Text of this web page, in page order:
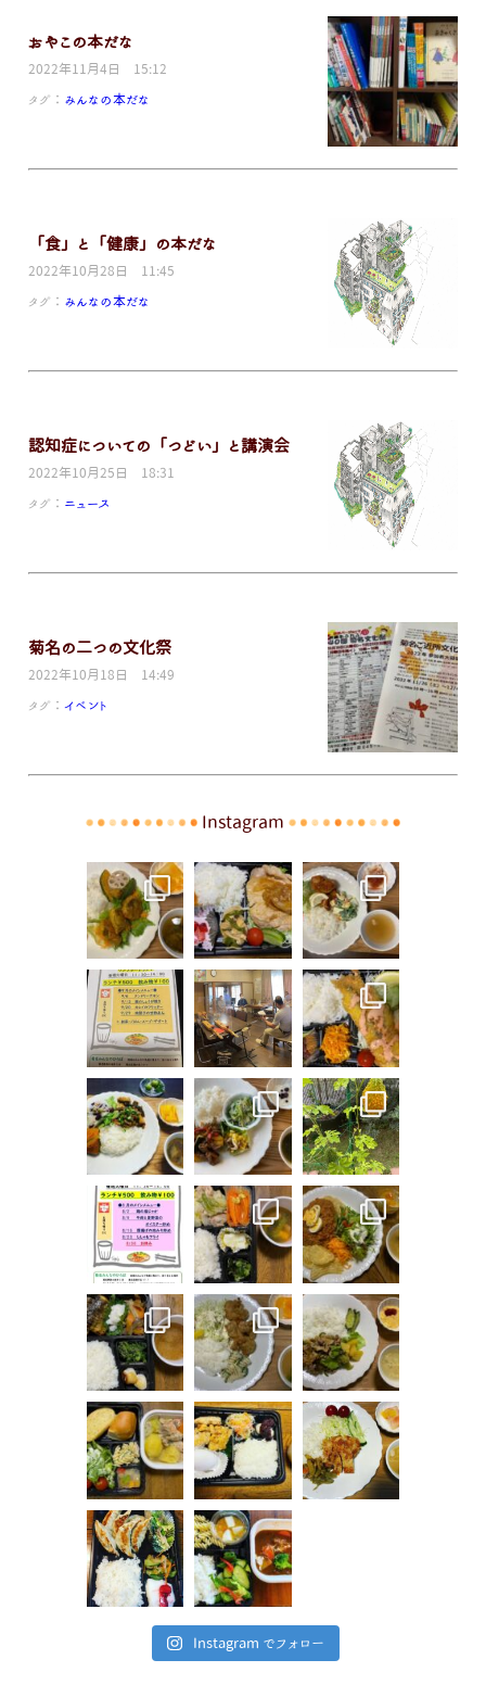
おやこの本だな
2022年11月4日 15:12
タグ： みんなの本だな
「食」と「健康」の本だな
2022年10月28日 11:45
タグ： みんなの本だな
認知症についての「つどい」と講演会
2022年10月25日 18:31
タグ： ニュース
菊名の二つの文化祭
2022年10月18日 14:49
タグ：イベント
Instagram
Instagram でフォロー